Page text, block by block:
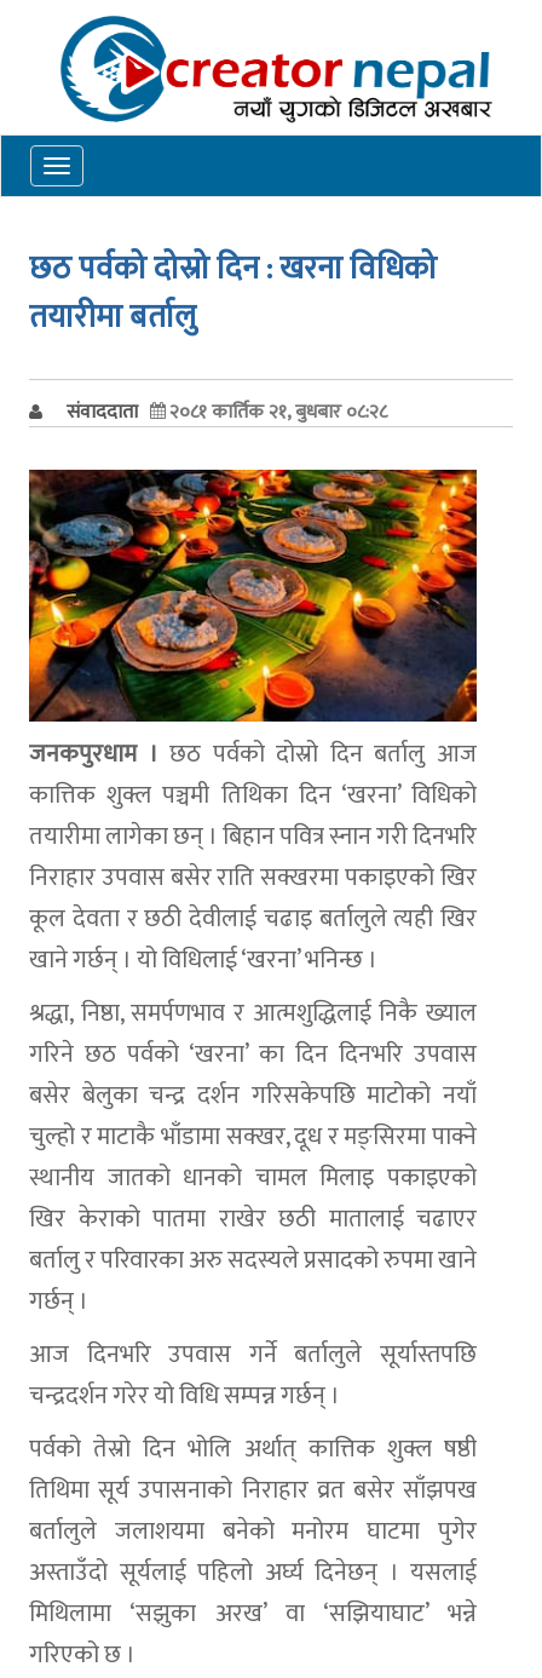
Toggle
navigation
छठ पर्वको दोस्रो दिन : खरना विधिको
तयारीमा बर्तालु
संवाददाता २०८१ कार्तिक २१, बुधबार ०८:२८
जनकपुरधाम । छठ पर्वको दोस्रो दिन बर्तालु आज
कात्तिक शुक्ल पञ्चमी तिथिका दिन ‘खरना’ विधिको
तयारीमा लागेका छन् । बिहान पवित्र स्नान गरी दिनभरि
निराहार उपवास बसेर राति सक्खरमा पकाइएको खिर
कूल देवता र छठी देवीलाई चढाइ बर्तालुले त्यही खिर
खाने गर्छन् । यो विधिलाई ‘खरना’ भनिन्छ ।
श्रद्धा, निष्ठा, समर्पणभाव र आत्मशुद्धिलाई निकै ख्याल
गरिने छठ पर्वको ‘खरना’ का दिन दिनभरि उपवास
बसेर बेलुका चन्द्र दर्शन गरिसकेपछि माटोको नयाँ
चुल्हो र माटाकै भाँडामा सक्खर, दूध र मङ्सिरमा पाक्ने
स्थानीय जातको धानको चामल मिलाइ पकाइएको
खिर केराको पातमा राखेर छठी मातालाई चढाएर
बर्तालु र परिवारका अरु सदस्यले प्रसादको रुपमा खाने
गर्छन् ।
आज दिनभरि उपवास गर्ने बर्तालुले सूर्यास्तपछि
चन्द्रदर्शन गरेर यो विधि सम्पन्न गर्छन् ।
पर्वको तेस्रो दिन भोलि अर्थात् कात्तिक शुक्ल षष्ठी
तिथिमा सूर्य उपासनाको निराहार व्रत बसेर साँझपख
बर्तालुले जलाशयमा बनेको मनोरम घाटमा पुगेर
अस्ताउँदो सूर्यलाई पहिलो अर्घ्य दिनेछन् । यसलाई
मिथिलामा ‘सझुका अरख’ वा ‘सझियाघाट’ भन्ने
गरिएको छ ।